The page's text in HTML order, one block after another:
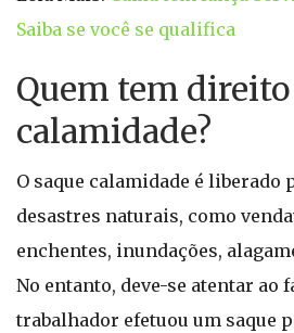
Saiba se você se qualifica
Quem tem direito
calamidade?
O saque calamidade é liberado
desastres naturais, como
enchentes, inundações,
No entanto, deve-se atentar ao
trabalhador efetuou um saque